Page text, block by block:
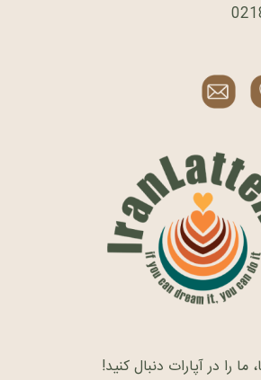
را در آپارات دنبال کنید!